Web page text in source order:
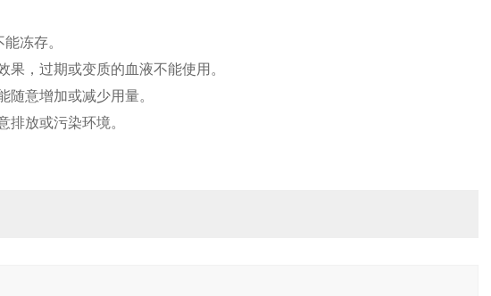
冻存。
，过期或变质的血液不能使用。
意增加或减少用量。
放或污染环境。